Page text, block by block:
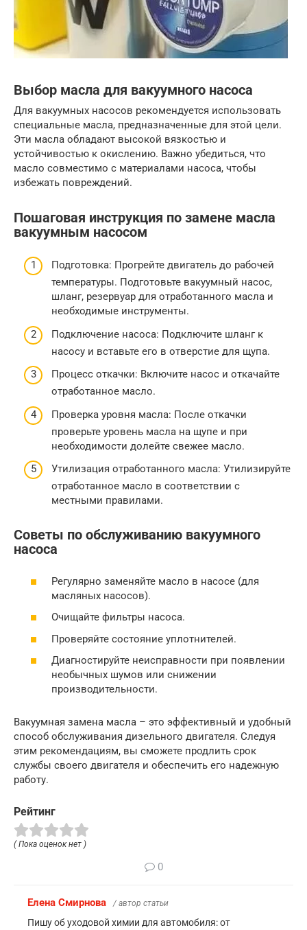
Выбор масла для вакуумного насоса
Для вакуумных насосов рекомендуется использовать
специальные масла, предназначенные для этой цели.
Эти масла обладают высокой вязкостью и
устойчивостью к окислению. Важно убедиться, что
масло совместимо с материалами насоса, чтобы
избежать повреждений.
Пошаговая инструкция по замене масла
вакуумным насосом
Подготовка: Прогрейте двигатель до рабочей
температуры. Подготовьте вакуумный насос,
шланг, резервуар для отработанного масла и
необходимые инструменты.
Подключение насоса: Подключите шланг к
насосу и вставьте его в отверстие для щупа.
Процесс откачки: Включите насос и откачайте
отработанное масло.
Проверка уровня масла: После откачки
проверьте уровень масла на щупе и при
необходимости долейте свежее масло.
Утилизация отработанного масла: Утилизируйте
отработанное масло в соответствии с
местными правилами.
Советы по обслуживанию вакуумного
насоса
Регулярно заменяйте масло в насосе (для
масляных насосов).
Очищайте фильтры насоса.
Проверяйте состояние уплотнителей.
Диагностируйте неисправности при появлении
необычных шумов или снижении
производительности.
Вакуумная замена масла – это эффективный и удобный
способ обслуживания дизельного двигателя. Следуя
этим рекомендациям, вы сможете продлить срок
службы своего двигателя и обеспечить его надежную
работу.
Рейтинг
( Пока оценок нет )
0
Елена Смирнова / автор статьи
Пишу об уходовой химии для автомобиля: от